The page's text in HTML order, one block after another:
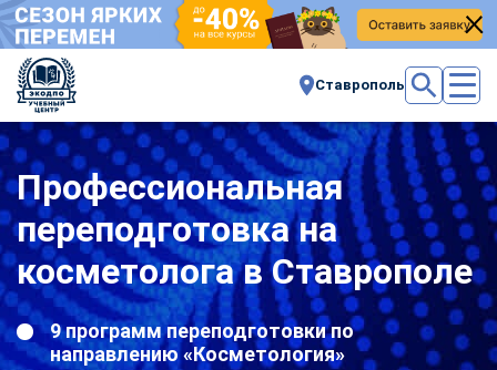
Ставрополь
Профессиональная
переподготовка на
косметолога в Ставрополе
9 программ переподготовки по
направлению «Косметология»